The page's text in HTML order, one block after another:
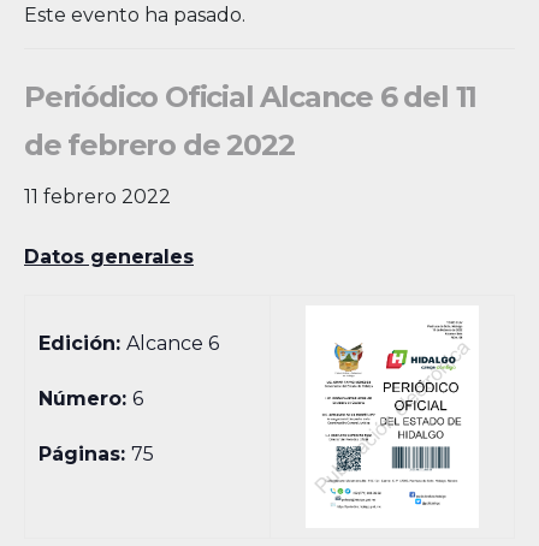
Este evento ha pasado.
Periódico Oficial Alcance 6 del 11
de febrero de 2022
11 febrero 2022
Datos generales
Edición:Alcance 6
Número:6
Páginas:75